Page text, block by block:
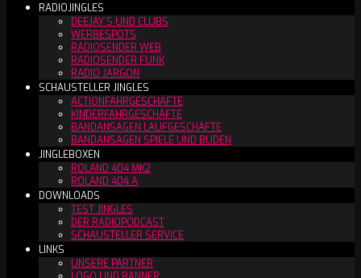
RADIOJINGLES
DEEJAY´S UND CLUBS
WERBESPOTS
RADIOSENDER WEB
RADIOSENDER FUNK
RADIO JARGON
SCHAUSTELLER JINGLES
ACTIONFAHRGESCHÄFTE
KINDERFAHRGESCHÄFTE
BANDANSAGEN LAUFGESCHÄFTE
BANDANSAGEN SPIELE UND BUDEN
JINGLEBOXEN
ROLAND 404 MK2
ROLAND 404 A
DOWNLOADS
TEST JINGLES
DER RADIOPODCAST
SCHAUSTELLER SERVICE
LINKS
UNSERE PARTNER